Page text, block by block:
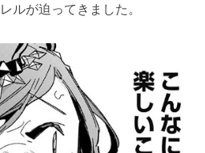
ルが迫ってきました。